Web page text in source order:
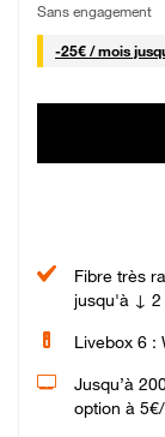
Sans engagement
-25€ / mois25 €
Fibre très
jusqu'à ↓
Livebox 6 :
Jusqu’à
option à